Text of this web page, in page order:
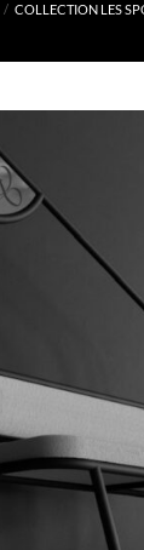
/ COLLECTION LES